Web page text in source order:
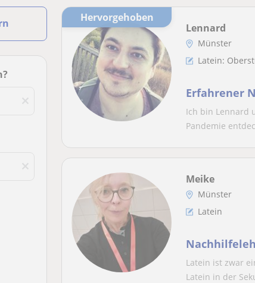
Hervorgehoben
Lennard
Münster
Latein:
Erfahrener
Ich bin Lennard
Pandemie
Meike
Münster
Latein
Latein ist zwar
Latein in der